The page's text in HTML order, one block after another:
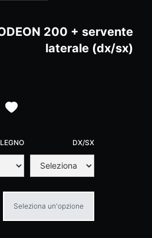
200 + servente
laterale (dx/sx)
DX/SX
Seleziona un'opzione